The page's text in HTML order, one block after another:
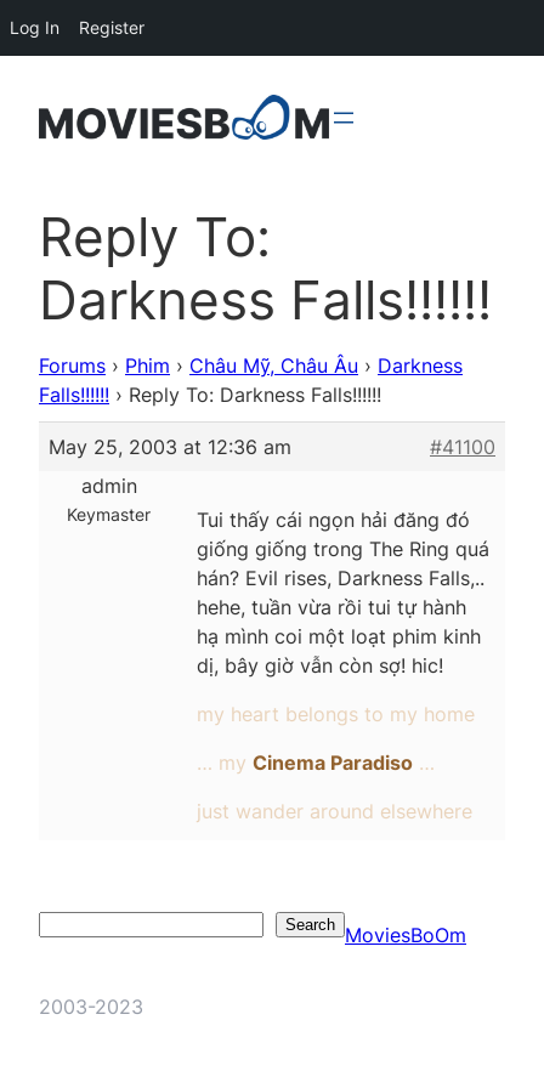
Reply To:
Darkness Falls!!!!!!
Forums › Phim › Châu Mỹ, Châu Âu › Darkness
Falls!!!!!! › Reply To: Darkness Falls!!!!!!
May 25, 2003 at 12:36 am
#41100
admin
Keymaster
Tui thấy cái ngọn hải đăng đó
giống giống trong The Ring quá
hán? Evil rises, Darkness Falls,..
hehe, tuần vừa rồi tui tự hành
hạ mình coi một loạt phim kinh
dị, bây giờ vẫn còn sợ! hic!
my heart belongs to my home
… my Cinema Paradiso …
just wander around elsewhere
Search MoviesBoOm
2003-2023
Log In Register